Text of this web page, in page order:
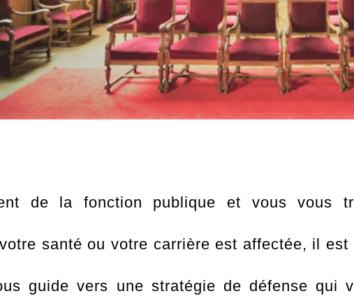
de la fonction publique et vous vous
santé ou votre carrière est affectée, il
guide vers une stratégie de défense qui